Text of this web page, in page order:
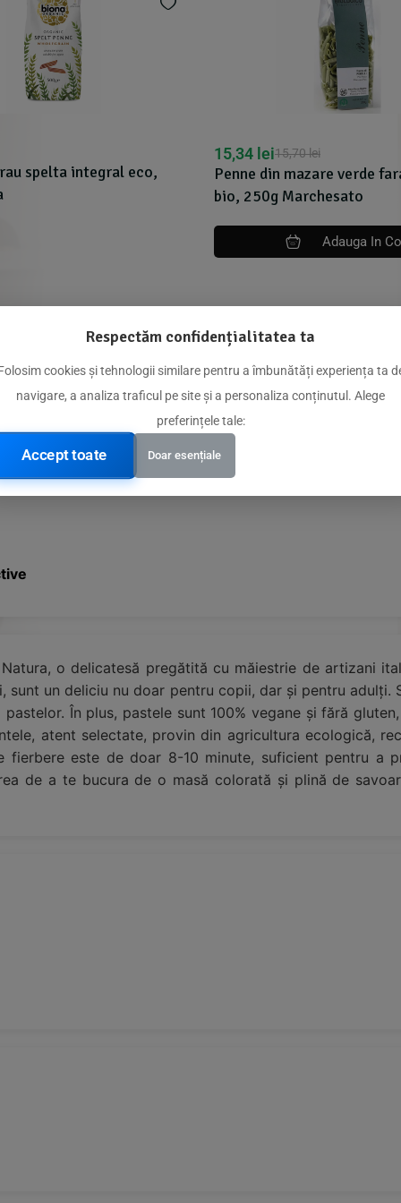
spelta integral eco,
Penne din mazare verde
bio, 250g Marchesato
15,70lei
15,34 lei
Adauga In
o delicatesă pregătită cu măiestrie de artizani
sunt un deliciu nu doar pentru copii, dar și pentru
În plus, pastele sunt 100% vegane și fără
atent selectate, provin din agricultura ecologică,
fierbere este de doar 8-10 minute, suficient pentru a
de a te bucura de o masă colorată și plină de
Respectăm confidențialitatea ta
cookies și tehnologii similare pentru a îmbunătăți experiența ta
navigare, a analiza traficul pe site și a personaliza conținutul. Alege
preferințele tale:
Accept toate Doar esențiale